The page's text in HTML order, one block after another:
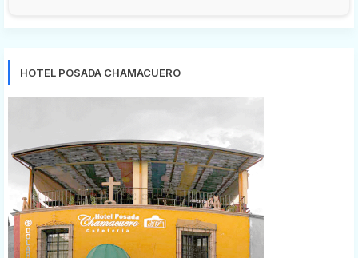
HOTEL POSADA CHAMACUERO